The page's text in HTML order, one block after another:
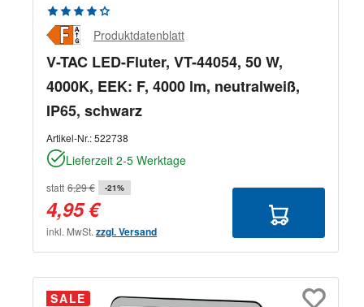
Durchschnittliche Bewertung von 4.33 von 5 Sternen
Produktdatenblatt
V-TAC LED-Fluter, VT-44054, 50 W,
4000K, EEK: F, 4000 lm, neutralweiß,
IP65, schwarz
Artikel-Nr.:522738
Lieferzeit 2-5 Werktage
statt 6,29 € -21%
4,95 €
inkl. MwSt. zzgl. Versand
SALE